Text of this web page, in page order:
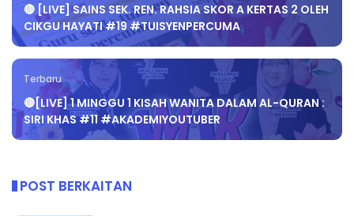
🔴 [LIVE] SAINS SEK. REN. RAHSIA SKOR A KERTAS 2 OLEH
CIKGU HAYATI #19 #TUISYENPERCUMA
Terbaru
🔴[LIVE] 1 MINGGU 1 KISAH WANITA DALAM AL-QURAN :
SIRI KHAS #11 #AKADEMIYOUTUBER
POST BERKAITAN